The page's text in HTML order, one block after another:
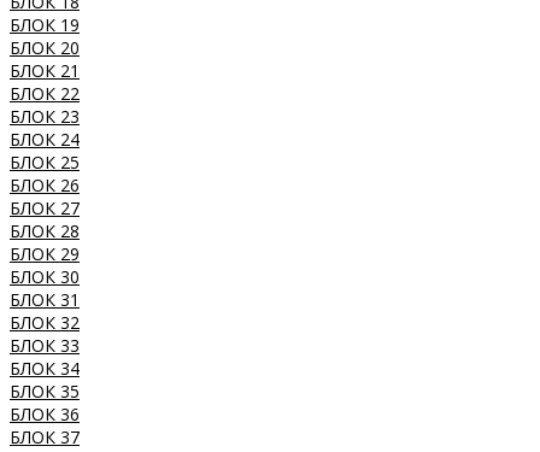
БЛОК 19
БЛОК 20
БЛОК 21
БЛОК 22
БЛОК 23
БЛОК 24
БЛОК 25
БЛОК 26
БЛОК 27
БЛОК 28
БЛОК 29
БЛОК 30
БЛОК 31
БЛОК 32
БЛОК 33
БЛОК 34
БЛОК 35
БЛОК 36
БЛОК 37